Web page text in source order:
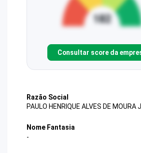
Consultar score da
Razão Social
PAULO HENRIQUE ALVES DE MOURA
Nome Fantasia
-